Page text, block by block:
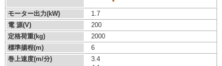
モーター出力(kW)
1.7
電 源(V)
200
定格荷重(kg)
2000
標準揚程(m)
6
巻上速度(m/分)
3.4